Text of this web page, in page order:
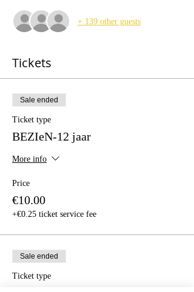
+ 139 other guests
Tickets
Sale ended
Ticket type
BEZIeN-12 jaar
More info
Price
€10.00
+€0.25 ticket service fee
Sale ended
Ticket type